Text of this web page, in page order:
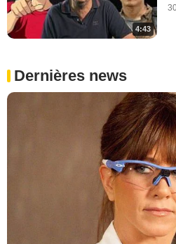
4:43
Dernières news